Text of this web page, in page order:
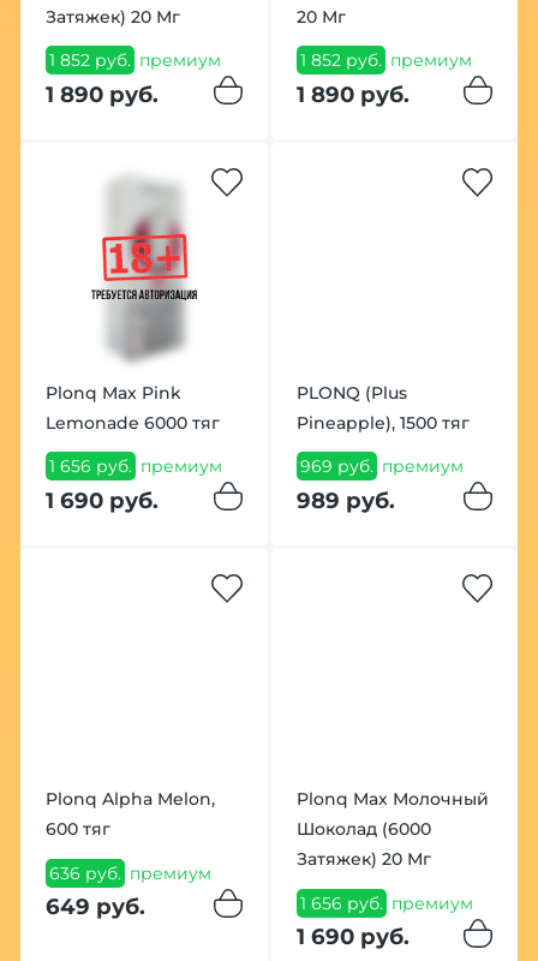
Затяжек) 20 Мг
1 852 руб. премиум
1 890 руб.
20 Мг
1 852 руб. премиум
1 890 руб.
Plonq Max Pink
Lemonade 6000 тяг
1 656 руб. премиум
1 690 руб.
PLONQ (Plus
Pineapple), 1500 тяг
969 руб. премиум
989 руб.
Plonq Alpha Melon,
600 тяг
636 руб. премиум
649 руб.
Plonq Max Молочный
Шоколад (6000
Затяжек) 20 Мг
1 656 руб. премиум
1 690 руб.